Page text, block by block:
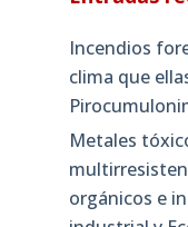
Incendios
clima que
Metales
orgánicos e